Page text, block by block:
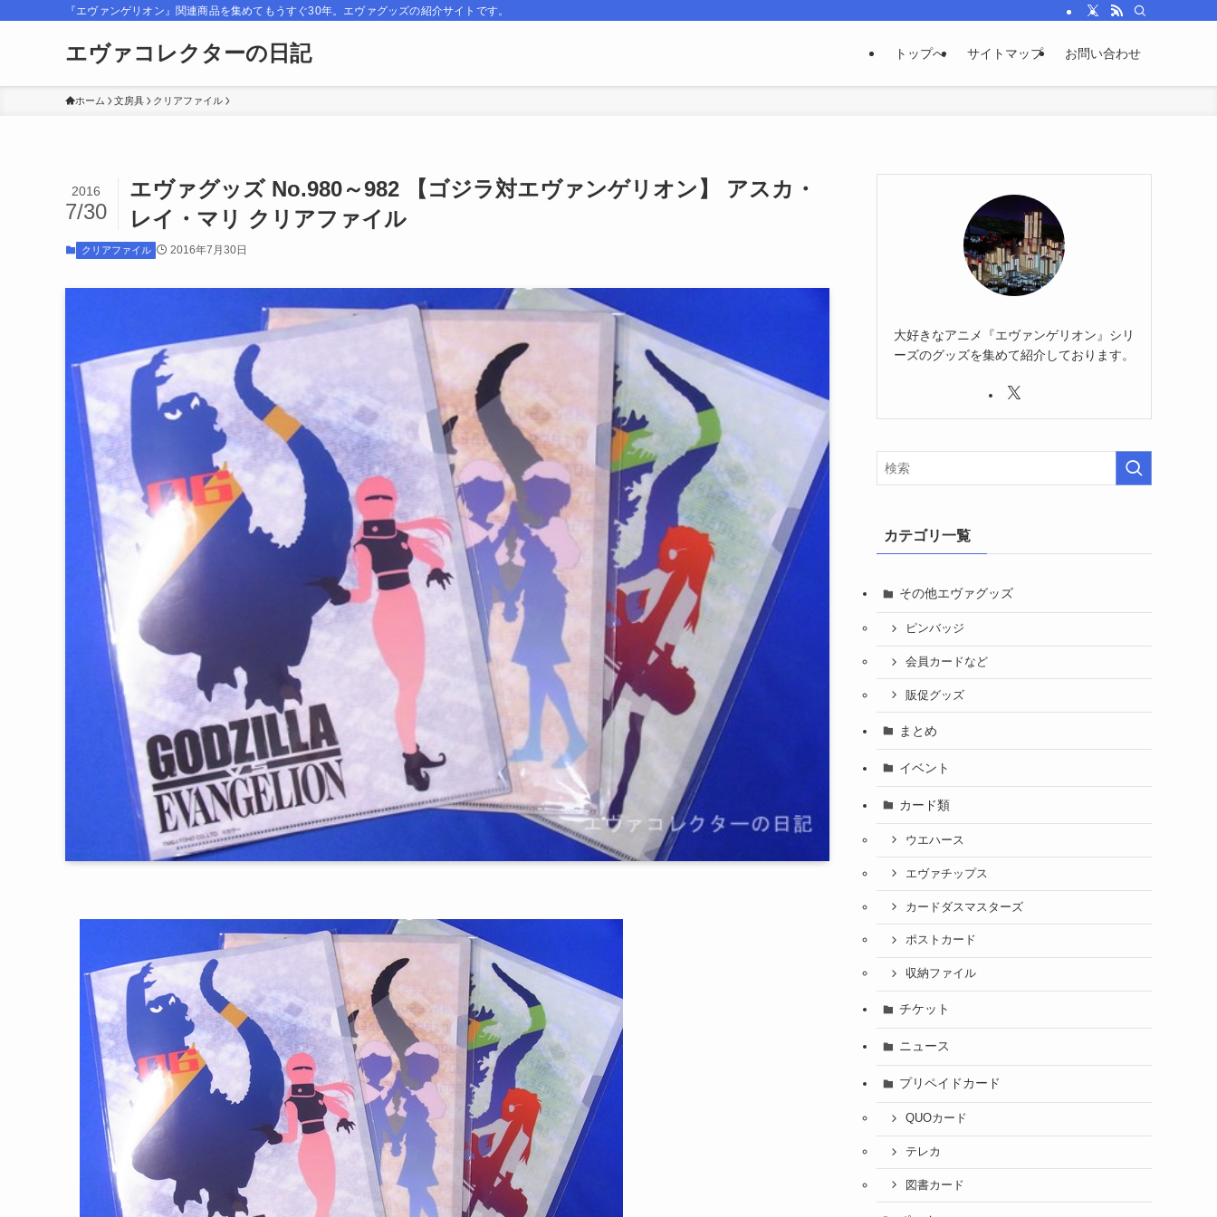
『エヴァンゲリオン』関連商品を集めてもうすぐ30年。エヴァグッズの紹介サイトです。
エヴァコレクターの日記 トップへ サイトマップ お問い合わせ
ホーム 文房具 クリアファイル
エヴァグッズ No.980～982 【ゴジラ対エヴァンゲリオン】 アスカ・
レイ・マリ クリアファイル
2016
7/30
クリアファイル 2016年7月30日
大好きなアニメ『エヴァンゲリオン』シリ
ーズのグッズを集めて紹介しております。
カテゴリ一覧
その他エヴァグッズ
ピンバッジ
会員カードなど
販促グッズ
まとめ
イベント
カード類
ウエハース
エヴァチップス
カードダスマスターズ
ポストカード
収納ファイル
チケット
ニュース
プリペイドカード
QUOカード
テレカ
図書カード